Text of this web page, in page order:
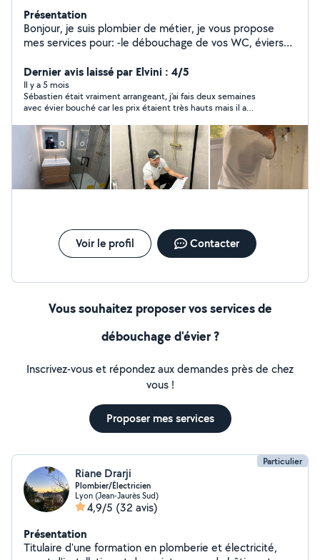
Présentation
Bonjour, je suis plombier de métier, je vous propose
mes services pour: -le débouchage de vos WC, éviers
répartition de fuites - la pose de votre nouvelle barre de
douche - la pose de votre nouveau meuble de salle de
bain - le remplacement de votre toilette - La réfection
de votre salle de bain Je peux aussi effectuer d'autres
petits travaux si cela rentre dans mes compétences
n'hésitez pas à me le demander.
Dernier avis laissé par Elvini : 4/5
Il y a 5 mois
Sébastien était vraiment arrangeant, j’ai fais deux semaines
avec évier bouché car les prix étaient très hauts mais il a
Voir le profil Contacter
Vous souhaitez proposer vos services de
débouchage d'évier ?
Inscrivez-vous et répondez aux demandes près de chez
vous !
Proposer mes services
Particulier
Riane Drarji
Plombier/Électricien
Lyon (Jean-Jaurès Sud)
4,9/5 (32 avis)
Présentation
Titulaire d'une formation en plomberie et électricité,